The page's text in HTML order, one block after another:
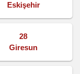
Eskişehir
28
Giresun